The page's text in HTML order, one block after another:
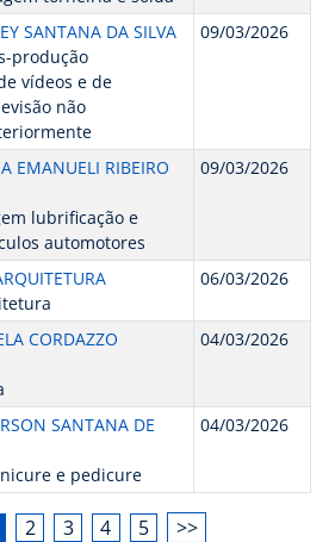
SANTANA DA SILVA
produção
vídeos e de
não
09/03/2026
EMANUELI RIBEIRO
lubrificação e
automotores
09/03/2026
06/03/2026
CORDAZZO
04/03/2026
SANTANA DE
e pedicure
04/03/2026
2 3 4 5 >>